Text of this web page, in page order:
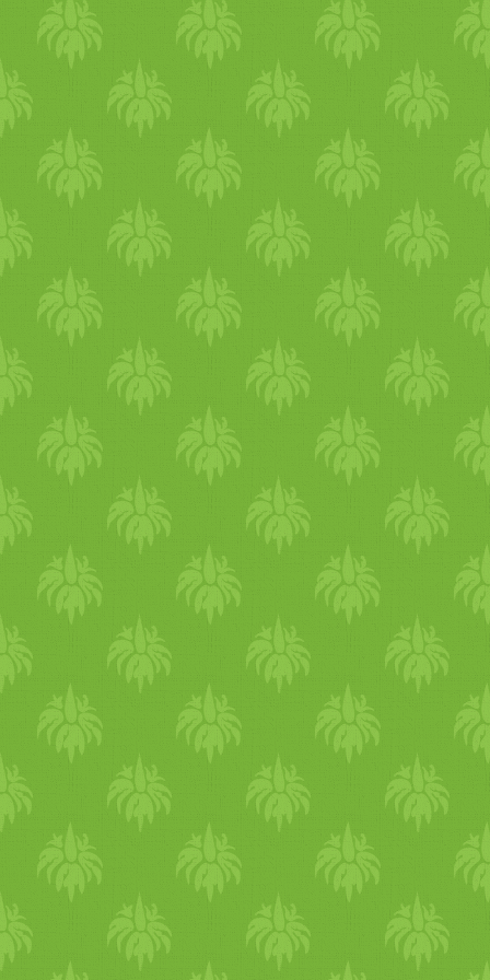
rendezi a kapcsolatod? Az
emberi kapcsolatok életünk
legfontosabb területei közé
tartoznak, mégis sokszor
ezekre marad a legkevesebb
tudatos figyelem. Hogy
magad testileg és lelkileg?
Hogy érzed magad testileg
lelkileg? Mennyire vagy
energikus? Van benned belső
harmónia, nyugalom?
érzed Önagadban magad?
Milyen volt az egészséged,
közérzeted, energiaszinted?
Mennyire figyeltél a
táplálkozásra, testmozgásra,